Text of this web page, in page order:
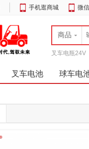
手机逛商城 微
商品
叉车电瓶24V
叉车电池 球车电